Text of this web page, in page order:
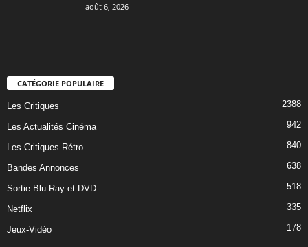
août 6, 2026
CATÉGORIE POPULAIRE
Les Critiques 2388
Les Actualités Cinéma 942
Les Critiques Rétro 840
Bandes Annonces 638
Sortie Blu-Ray et DVD 518
Netflix 335
Jeux-Vidéo 178